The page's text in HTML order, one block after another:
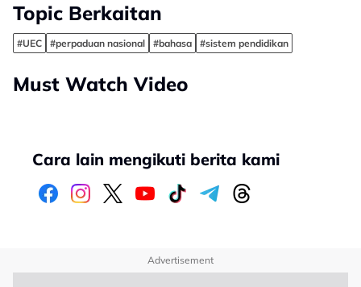
Topic Berkaitan
#UEC #perpaduan nasional #bahasa #sistem pendidikan
Must Watch Video
Cara lain mengikuti berita kami
Advertisement